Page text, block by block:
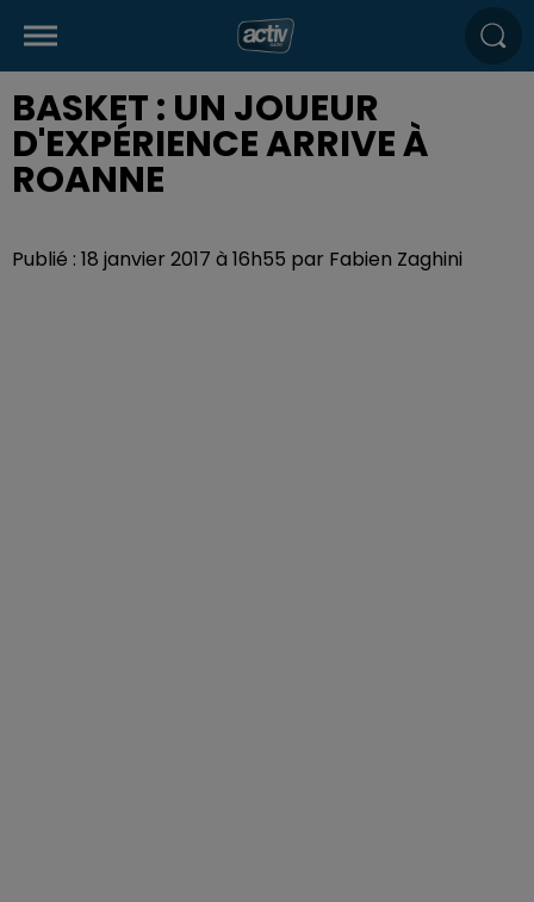
BASKET : UN JOUEUR
D'EXPÉRIENCE ARRIVE À
ROANNE
Publié : 18 janvier 2017 à 16h55 par Fabien Zaghini